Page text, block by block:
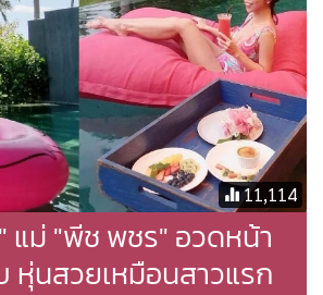
11,114
แม่ "พีช พชร" อวดหน้า
หุ่นสวยเหมือนสาวแรก